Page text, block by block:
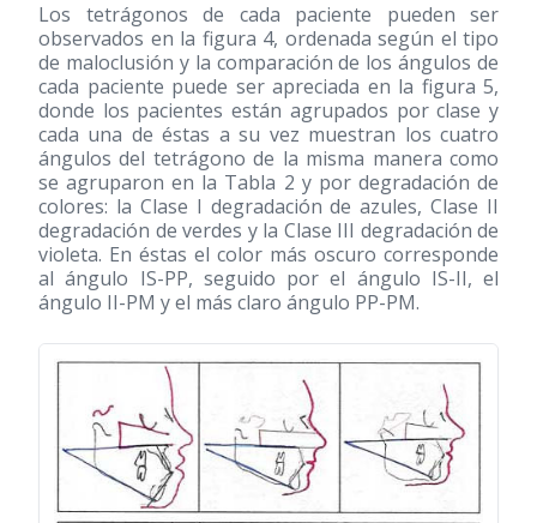
Los tetrágonos de cada paciente pueden ser
observados en la figura 4, ordenada según el tipo
de maloclusión y la comparación de los ángulos de
cada paciente puede ser apreciada en la figura 5,
donde los pacientes están agrupados por clase y
cada una de éstas a su vez muestran los cuatro
ángulos del tetrágono de la misma manera como
se agruparon en la Tabla 2 y por degradación de
colores: la Clase I degradación de azules, Clase II
degradación de verdes y la Clase III degradación de
violeta. En éstas el color más oscuro corresponde
al ángulo IS-PP, seguido por el ángulo IS-II, el
ángulo II-PM y el más claro ángulo PP-PM.